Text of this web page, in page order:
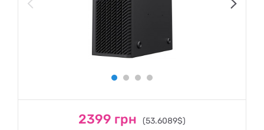
2399 грн (53.6089$)